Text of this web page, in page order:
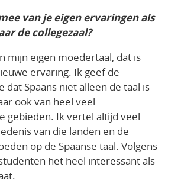
van je eigen ervaringen als
de collegezaal?
mijn eigen moedertaal, dat is
ervaring. Ik geef de
dat Spaans niet alleen de taal is
ook van heel veel
gebieden. Ik vertel altijd veel
van die landen en de
op de Spaanse taal. Volgens
het heel interessant als